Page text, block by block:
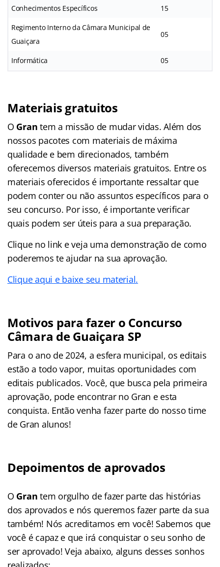
Conhecimentos Específicos 15
Regimento Interno da Câmara Municipal de
Guaiçara
05
Informática 05
Materiais gratuitos
O Grantem a missão de mudar vidas. Além dos
nossos pacotes com materiais de máxima
qualidade e bem direcionados, também
oferecemos diversos materiais gratuitos. Entre os
materiais oferecidos é importante ressaltar que
podem conter ou não assuntos específicos para o
seu concurso. Por isso, é importante verificar
quais podem ser úteis para a sua preparação.
Clique no link e veja uma demonstração de como
poderemos te ajudar na sua aprovação.
Clique aqui e baixe seu material.
Motivos para fazer o Concurso
Câmara de Guaiçara SP
Para o ano de 2024, a esfera municipal, os editais
estão a todo vapor, muitas oportunidades com
editais publicados. Você, que busca pela primeira
aprovação, pode encontrar no Gran e esta
conquista. Então venha fazer parte do nosso time
de Gran alunos!
Depoimentos de aprovados
O Gran tem orgulho de fazer parte das histórias
dos aprovados e nós queremos fazer parte da sua
também! Nós acreditamos em você! Sabemos que
você é capaz e que irá conquistar o seu sonho de
ser aprovado! Veja abaixo, alguns desses sonhos